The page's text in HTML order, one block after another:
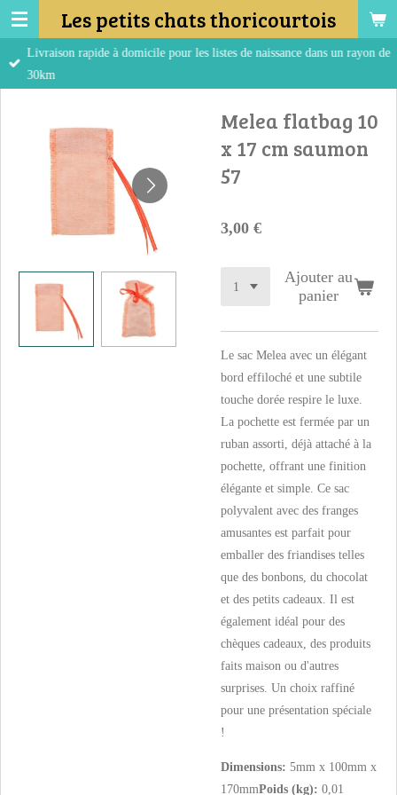
Passer
au
contenu
Les petits chats thoricourtois
Livraison rapide à domicile pour les listes de naissance dans un rayon de
30km
Melea flatbag 10
x 17 cm saumon
57
3,00 €
Ajouter au
panier
Le sac Melea avec un élégant
bord effiloché et une subtile
touche dorée respire le luxe.
La pochette est fermée par un
ruban assorti, déjà attaché à la
pochette, offrant une finition
élégante et simple. Ce sac
polyvalent avec des franges
amusantes est parfait pour
emballer des friandises telles
que des bonbons, du chocolat
et des petits cadeaux. Il est
également idéal pour des
chèques cadeaux, des produits
faits maison ou d'autres
surprises. Un choix raffiné
pour une présentation spéciale
!
Dimensions: 5mm x 100mm x
170mmPoids (kg): 0,01